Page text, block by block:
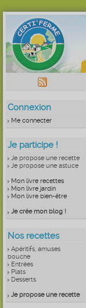
Connexion
Me connecter
Je participe !
Je propose une recette
Je propose une astuce
Mon livre recettes
Mon livre jardin
Mon livre bien-être
Je crée mon blog !
Nos recettes
Apéritifs, amuses
bouche
Entrées
Plats
Desserts
Je propose une recette